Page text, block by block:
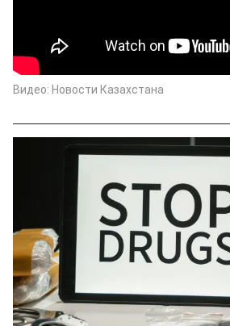
Видео: Новости Казахстана